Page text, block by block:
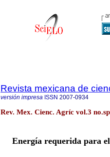
Revista mexicana de
versión impresa ISSN 2007-0934
Rev. Mex. Cienc. Agríc vol.3
Energía requerida para